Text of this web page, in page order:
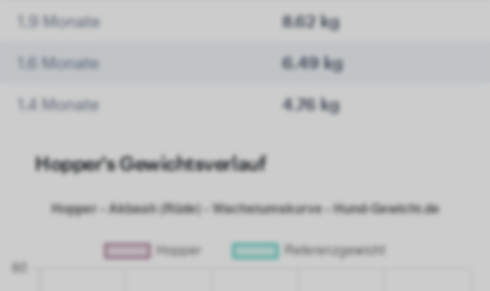
1.9 Monate 8.62 kg
1.6 Monate 6.49 kg
1.4 Monate 4.76 kg
Hopper's Gewichtsverlauf